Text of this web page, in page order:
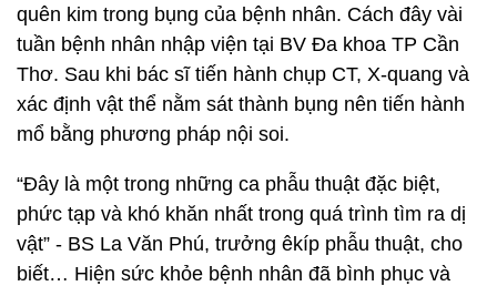
quên kim trong bụng của bệnh nhân. Cách đây vài
tuần bệnh nhân nhập viện tại BV Đa khoa TP Cần
Thơ. Sau khi bác sĩ tiến hành chụp CT, X-quang và
xác định vật thể nằm sát thành bụng nên tiến hành
mổ bằng phương pháp nội soi.
“Đây là một trong những ca phẫu thuật đặc biệt,
phức tạp và khó khăn nhất trong quá trình tìm ra dị
vật” - BS La Văn Phú, trưởng êkíp phẫu thuật, cho
biết… Hiện sức khỏe bệnh nhân đã bình phục và